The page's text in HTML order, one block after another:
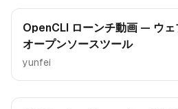
OpenCLI ローンチ動画 — ウェ
オープンソースツール
yunfei